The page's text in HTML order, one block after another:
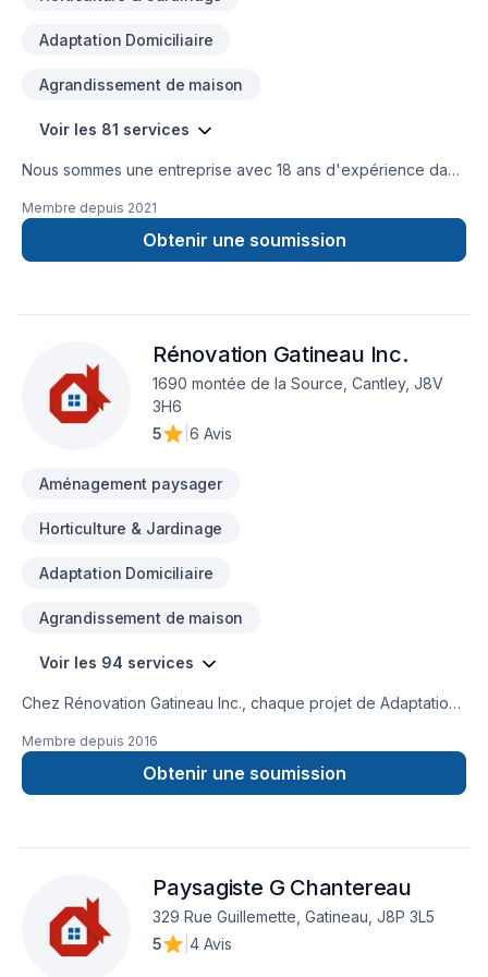
Adaptation Domiciliaire
Agrandissement de maison
Voir les 81 services
Nous sommes une entreprise avec 18 ans d'expérience dans
spécialisés dans le domaine de la rénovation et de la
construction, ainsi que dans divers types de travaux de
réparation et de modification dans les secteurs résidentiel,
Membre depuis 2021
Obtenir une soumission
Rénovation Gatineau Inc.
1690 montée de la Source, Cantley, J8V
3H6
5
6 Avis
Aménagement paysager
Horticulture & Jardinage
Adaptation Domiciliaire
Agrandissement de maison
Voir les 94 services
Chez Rénovation Gatineau Inc., chaque projet de Adaptation
Armoires, Balcon, Balcon de bois, Béton, Calfeutrage,
Carrelage, Charpentier, Clôture, Coffrage, Crépis, Cuisine,
Démolition, Drain français, Émondage, Escalier et rampe,
sous-sol, Levage de maison, Margelle, Meubles, Muret, Patio,
Pavé uni, Paysagement, Peinture, Peinture extérieur,
Plancher, Porte de garage, Portes et fenêtres, Puit de
lumière, Rénovation générale, Revêtement extérieur, Salle de
Membre depuis 2016
Obtenir une soumission
Paysagiste G Chantereau
329 Rue Guillemette, Gatineau, J8P 3L5
5
4 Avis